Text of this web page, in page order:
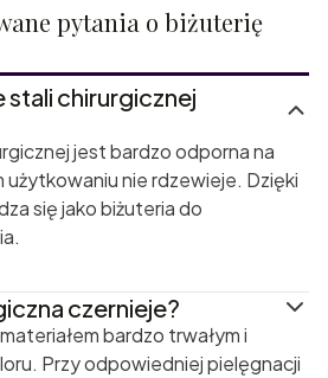
pytania o biżuterię
stali chirurgicznej
jest bardzo odporna na
użytkowaniu nie rdzewieje. Dzięki
się jako biżuteria do
czernieje?
bardzo trwałym i
Przy odpowiedniej pielęgnacji